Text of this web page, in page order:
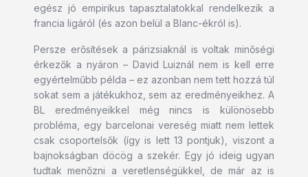
egész jó empirikus tapasztalatokkal rendelkezik a
francia ligáról (és azon belül a Blanc-ékról is).
Persze erősítések a párizsiaknál is voltak minőségi
érkezők a nyáron – David Luiznál nem is kell erre
egyértelműbb példa – ez azonban nem tett hozzá túl
sokat sem a játékukhoz, sem az eredményeikhez. A
BL eredményeikkel még nincs is különösebb
probléma, egy barcelonai vereség miatt nem lettek
csak csoportelsők (így is lett 13 pontjuk), viszont a
bajnokságban döcög a szekér. Egy jó ideig ugyan
tudtak menőzni a veretlenségükkel, de már az is